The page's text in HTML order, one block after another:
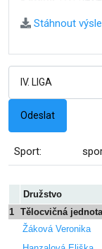
Stáhnout
Sport:
Družstvo
1 Tělocvičná
Žáková Veronika